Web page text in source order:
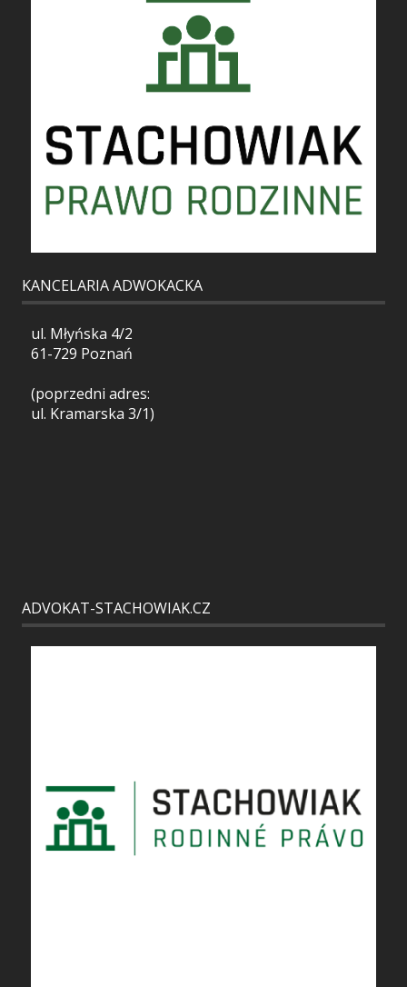
KANCELARIA ADWOKACKA
ul. Młyńska 4/2
61-729 Poznań
(poprzedni adres:
ul. Kramarska 3/1)
ADVOKAT-STACHOWIAK.CZ